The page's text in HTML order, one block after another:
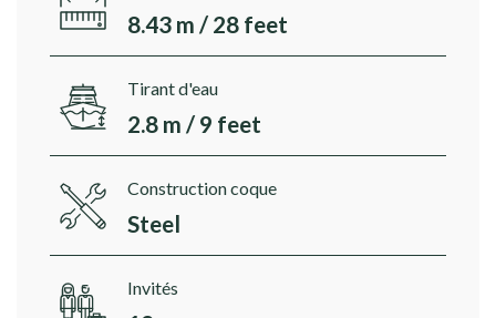
8.43 m / 28 feet
Tirant d'eau
2.8 m / 9 feet
Construction coque
Steel
Invités